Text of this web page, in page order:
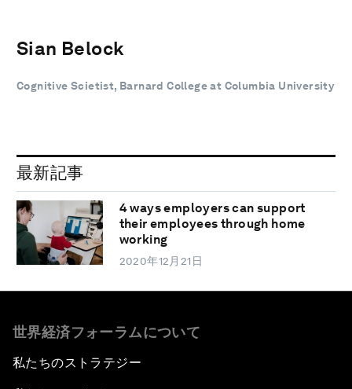
Sian Belock
Cognitive Scietist, Barnard College at Columbia University
最新記事
4 ways employers can support
their employees through home
working
2020年12月21日
世界経済フォーラムについて
私たちのストラテジー